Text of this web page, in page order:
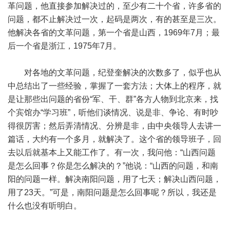
革问题，他直接参加解决过的，至少有二十个省，许多省的
问题，都不止解决过一次，起码是两次，有的甚至是三次。
他解决各省的文革问题，第一个省是山西，1969年7月；最
后一个省是浙江，1975年7月。
对各地的文革问题，纪登奎解决的次数多了，似乎也从
中总结出了一些经验，掌握了一套方法；大体上的程序，就
是让那些出问题的省份“军、干、群”各方人物到北京来，找
个宾馆办“学习班”，听他们谈情况、说是非、争论、有时吵
得很厉害；然后弄清情况、分辨是非，由中央领导人去讲一
篇话，大约有一个多月，就解决了。这个省的领导班子，回
去以后就基本上又能工作了。有一次，我问他：“山西问题
是怎么回事？你是怎么解决的？”他说：“山西的问题，和南
阳的问题一样。解决南阳问题，用了七天；解决山西问题，
用了23天。”可是，南阳问题是怎么回事呢？所以，我还是
什么也没有听明白。